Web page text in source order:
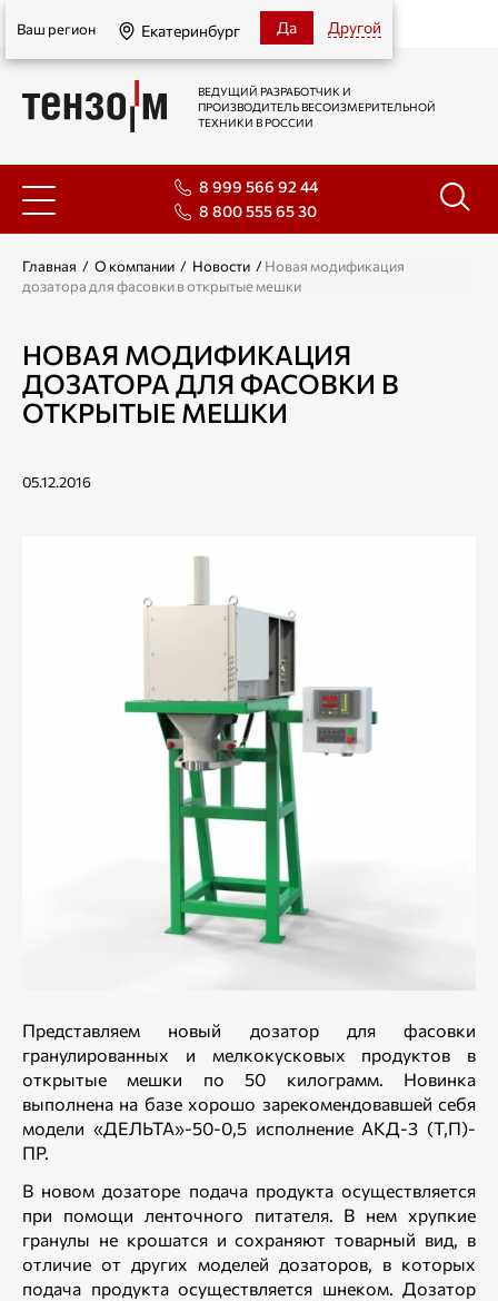
Екатеринбург
Ваш регион Екатеринбург Да Другой
ВЕДУЩИЙ РАЗРАБОТЧИК И
ПРОИЗВОДИТЕЛЬ ВЕСОИЗМЕРИТЕЛЬНОЙ
ТЕХНИКИ В РОССИИ
8 999 566 92 44
8 800 555 65 30
Главная / О компании / Новости /Новая модификация
дозатора для фасовки в открытые мешки
НОВАЯ МОДИФИКАЦИЯ
ДОЗАТОРА ДЛЯ ФАСОВКИ В
ОТКРЫТЫЕ МЕШКИ
05.12.2016
Представляем новый дозатор для фасовки
гранулированных и мелкокусковых продуктов в
открытые мешки по 50 килограмм. Новинка
выполнена на базе хорошо зарекомендовавшей себя
модели «ДЕЛЬТА»-50-0,5 исполнение АКД-3 (Т,П)-
ПР.
В новом дозаторе подача продукта осуществляется
при помощи ленточного питателя. В нем хрупкие
гранулы не крошатся и сохраняют товарный вид, в
отличие от других моделей дозаторов, в которых
подача продукта осуществляется шнеком. Дозатор